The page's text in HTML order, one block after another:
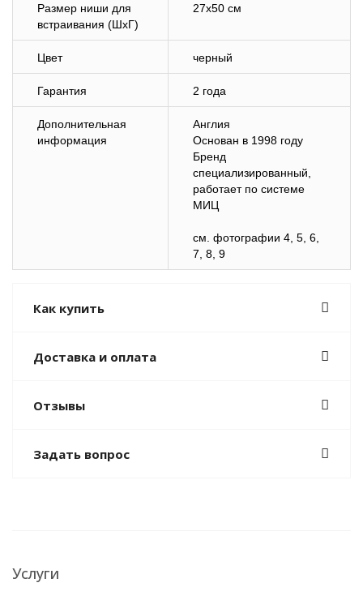
Размер ниши для
встраивания (ШхГ)
27х50 см
Цвет черный
Гарантия 2 года
Дополнительная
информация
Англия
Основан в 1998 году
Бренд
специализированный,
работает по системе
МИЦ
cм. фотографии 4, 5, 6,
7, 8, 9
Как купить
Доставка и оплата
Отзывы
Задать вопрос
Услуги